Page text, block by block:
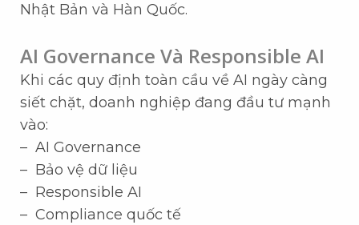
Nhật Bản và Hàn Quốc.
AI Governance Và Responsible AI
Khi các quy định toàn cầu về AI ngày càng
siết chặt, doanh nghiệp đang đầu tư mạnh
vào:
– AI Governance
– Bảo vệ dữ liệu
– Responsible AI
– Compliance quốc tế